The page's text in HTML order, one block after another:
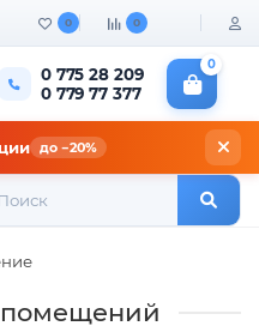
0 0
0 775 28 209
0 779 77 377
0
до −20%